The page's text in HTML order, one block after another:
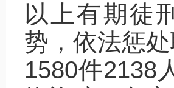
以上有期徒
势，依法惩
1580件2138